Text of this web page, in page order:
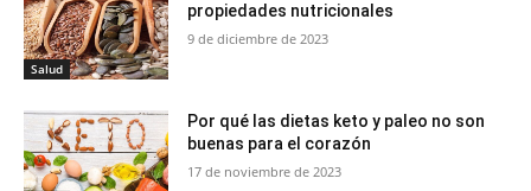
Salud
propiedades nutricionales
9 de diciembre de 2023
Por qué las dietas keto y paleo no son
buenas para el corazón
17 de noviembre de 2023